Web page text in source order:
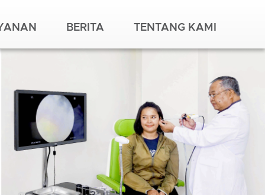
BERITA TENTANG KAMI